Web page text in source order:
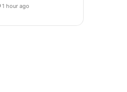
1 hour ago